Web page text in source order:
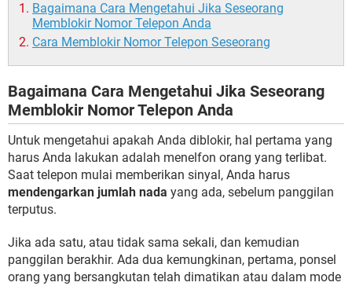
Bagaimana Cara Mengetahui Jika Seseorang
Memblokir Nomor Telepon Anda
Cara Memblokir Nomor Telepon Seseorang
Bagaimana Cara Mengetahui Jika Seseorang
Memblokir Nomor Telepon Anda
Untuk mengetahui apakah Anda diblokir, hal pertama yang
harus Anda lakukan adalah menelfon orang yang terlibat.
Saat telepon mulai memberikan sinyal, Anda harus
mendengarkan jumlah nada yang ada, sebelum panggilan
terputus.
Jika ada satu, atau tidak sama sekali, dan kemudian
panggilan berakhir. Ada dua kemungkinan, pertama, ponsel
orang yang bersangkutan telah dimatikan atau dalam mode